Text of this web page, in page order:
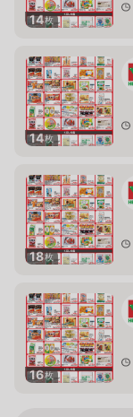
14枚
14枚
18枚
16枚